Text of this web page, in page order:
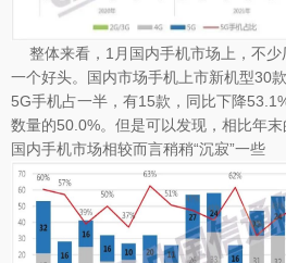
整体来看，1月国内手机市场上，不少
一个好头。国内市场手机上市新机型30
5G手机占一半，有15款，同比下降
数量的50.0%。但是可以发现，相比年
国内手机市场相较而言稍稍“沉寂”一些